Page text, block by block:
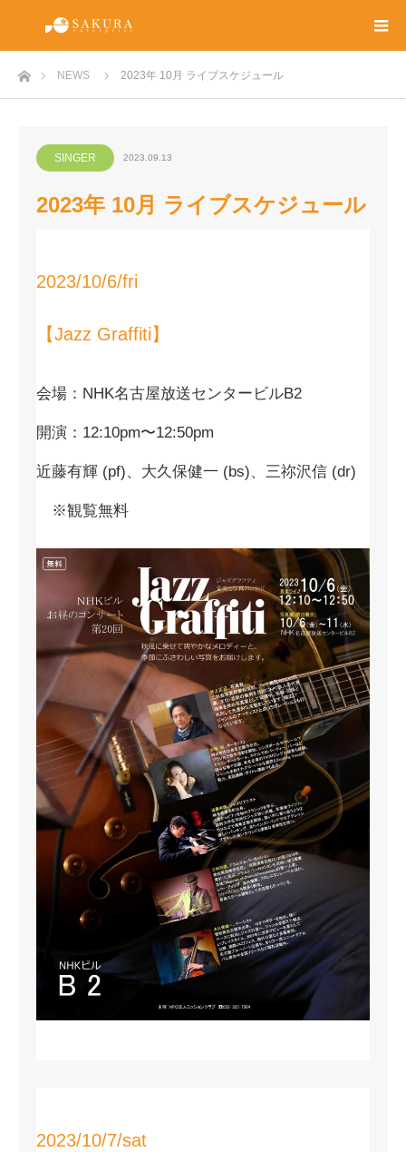
ホームNEWS 2023年 10月 ライブスケジュール
SINGER 2023.09.13
2023年 10月 ライブスケジュール
2023/10/6/fri
【Jazz Graffiti】
会場：NHK名古屋放送センタービルB2
開演：12:10pm〜12:50pm
近藤有輝 (pf)、大久保健一 (bs)、三祢沢信 (dr)
※観覧無料
2023/10/7/sat